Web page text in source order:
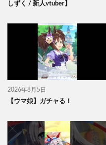
しずく / 新人vtuber】
2026年8月5日
【ウマ娘】ガチャる！